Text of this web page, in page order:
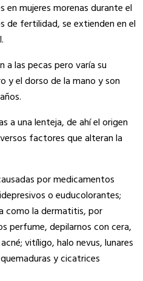
en mujeres morenas durante el
fertilidad, se extienden en el
a las pecas pero varía su
y el dorso de la mano y son
a una lenteja, de ahí el origen
factores que alteran la
por medicamentos
o euducolorantes;
como la dermatitis, por
perfume, depilarnos con cera,
vitíligo, halo nevus, lunares
y cicatrices